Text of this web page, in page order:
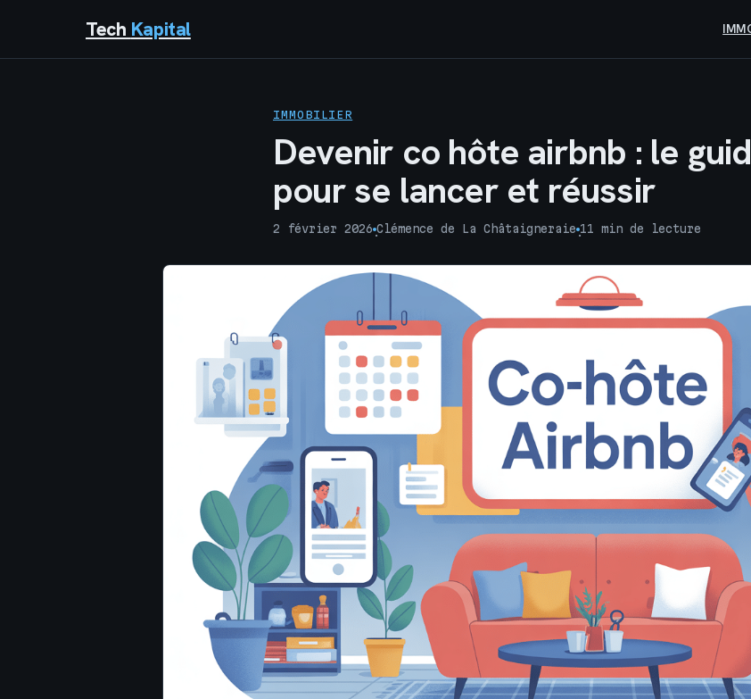
Tech Kapital
IMMOBILIER
Devenir co hôte airbnb : le
pour se lancer et réussir
2 février 2026
·
Clémence de La Châtaigneraie
·
11 min de lecture